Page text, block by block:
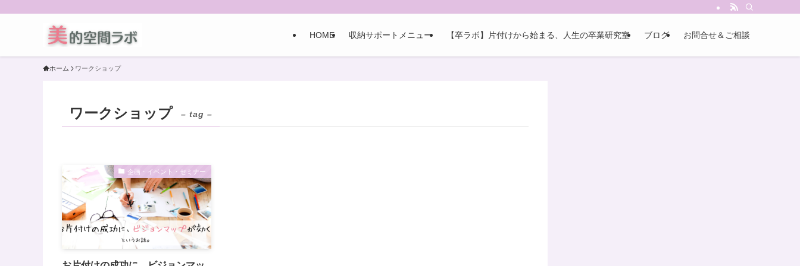
HOME 収納サポートメニュー 【卒ラボ】片付けから始まる、人生の卒業研究室 ブログ お問合せ＆ご相談
ホーム ワークショップ
ワークショップ – tag –
企画・イベント・セミナー